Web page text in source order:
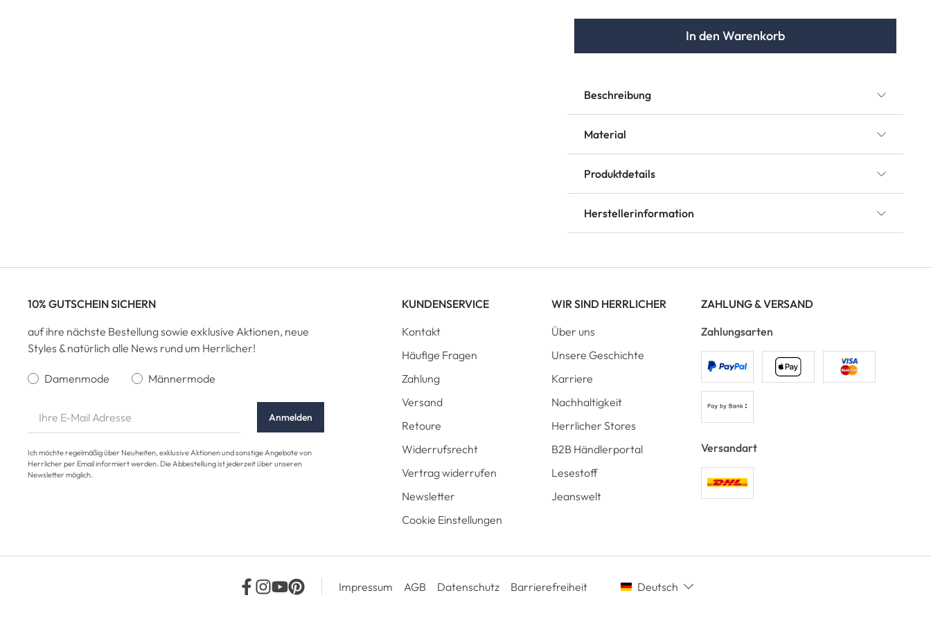
In den Warenkorb
Beschreibung
Material
Produktdetails
Herstellerinformation
10% GUTSCHEIN SICHERN
auf ihre nächste Bestellung sowie exklusive Aktionen, neue
Styles & natürlich alle News rund um Herrlicher!
Damenmode Männermode
Anmelden
Ich möchte regelmäßig über Neuheiten, exklusive Aktionen und sonstige Angebote von
Herrlicher per Email informiert werden. Die Abbestellung ist jederzeit über unseren
Newsletter möglich.
KUNDENSERVICE
Kontakt
Häufige Fragen
Zahlung
Versand
Retoure
Widerrufsrecht
Vertrag widerrufen
Newsletter
Cookie Einstellungen
WIR SIND HERRLICHER
Über uns
Unsere Geschichte
Karriere
Nachhaltigkeit
Herrlicher Stores
B2B Händlerportal
Lesestoff
Jeanswelt
ZAHLUNG & VERSAND
Zahlungsarten
Versandart
Impressum AGB Datenschutz Barrierefreiheit Deutsch